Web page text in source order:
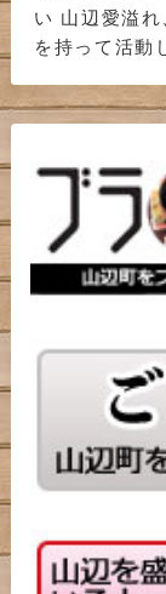
い 山辺愛溢
を持って活動